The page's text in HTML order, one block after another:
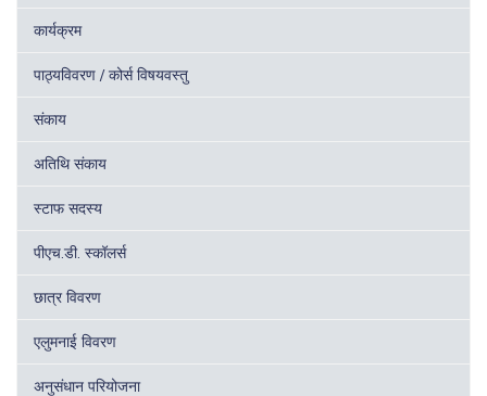
कार्यक्रम
पाठ्यविवरण / कोर्स विषयवस्तु
संकाय
अतिथि संकाय
स्टाफ सदस्य
पीएच.डी. स्कॉलर्स
छात्र विवरण
एलुमनाई विवरण
अनुसंधान परियोजना